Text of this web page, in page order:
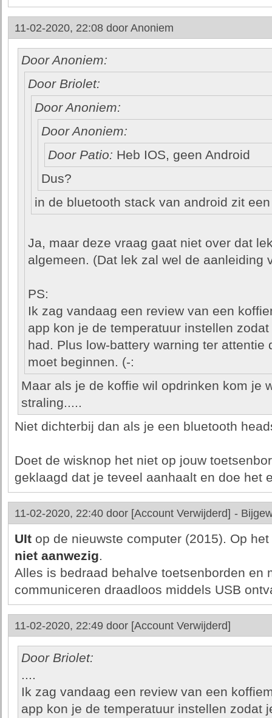
11-02-2020, 22:08 door Anoniem
Door Anoniem:
Door Briolet:
Door Anoniem:
Door Anoniem:
Door Patio: Heb IOS, geen Android
Dus?
in de bluetooth stack van android zit
Ja, maar deze vraag gaat niet over dat
algemeen. (Dat lek zal wel de aanleiding
PS:
Ik zag vandaag een review van een
app kon je de temperatuur instellen
had. Plus low-battery warning ter attentie
moet beginnen. (-:
Maar als je de koffie wil opdrinken kom je
straling.....
Niet dichterbij dan als je een bluetooth
Doet de wisknop het niet op jouw
geklaagd dat je teveel aanhaalt en doe het
11-02-2020, 22:40 door [Account Verwijderd] -
UItop de nieuwste computer (2015). Op
niet aanwezig.
Alles is bedraad behalve toetsenborden en
communiceren draadloos middels USB
11-02-2020, 22:49 door [Account Verwijderd]
Door Briolet:
....
Ik zag vandaag een review van een
app kon je de temperatuur instellen zodat